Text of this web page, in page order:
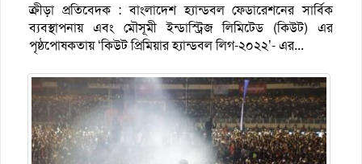
ক্রীড়া প্রতিবেদক : বাংলাদেশ হ্যান্ডবল ফেডারেশনের সার্বিক
ব্যবস্থাপনায় এবং মৌসূমী ইন্ডাস্ট্রিজ লিমিটেড (কিউট) এর
পৃষ্ঠপোষকতায় ‘কিউট প্রিমিয়ার হ্যান্ডবল লিগ-২০২২’- এর...